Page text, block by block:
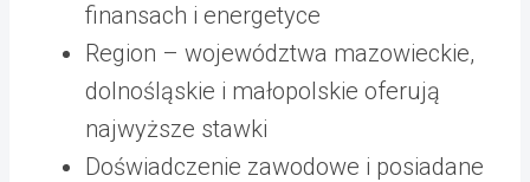
finansach i energetyce
Region – województwa mazowieckie,
dolnośląskie i małopolskie oferują
najwyższe stawki
Doświadczenie zawodowe i posiadane